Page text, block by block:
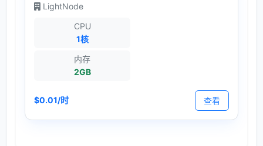
LightNode
CPU
1核
内存
2GB
$0.01/时 查看